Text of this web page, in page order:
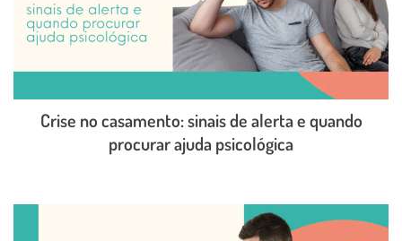
Crise no casamento: sinais de alerta e quando
procurar ajuda psicológica